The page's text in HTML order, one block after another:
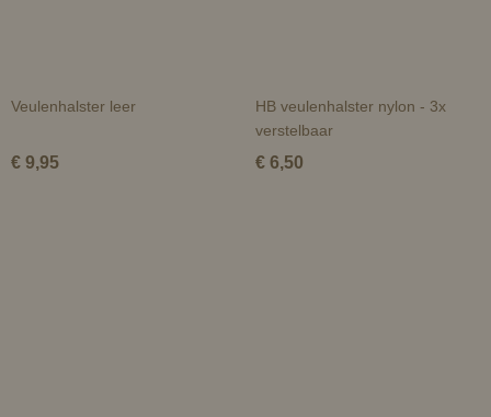
Veulenhalster leer
€ 9,95
HB veulenhalster nylon - 3x
verstelbaar
€ 6,50